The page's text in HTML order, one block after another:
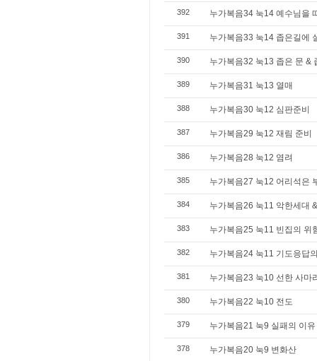
392 누가복음34 눅14 예수님을
391 누가복음33 눅14 좁은길에
390 누가복음32 눅13 좁은 문 &
389 누가복음31 눅13 열매
388 누가복음30 눅12 심판준비
387 누가복음29 눅12 재림 준비
386 누가복음28 눅12 염려
385 누가복음27 눅12 어리석은
384 누가복음26 눅11 악한세대
383 누가복음25 눅11 빈집의 위
382 누가복음24 눅11 기도응답
381 누가복음23 눅10 선한 사마
380 누가복음22 눅10 전도
379 누가복음21 눅9 실패의 이유
378 누가복음20 눅9 변화산